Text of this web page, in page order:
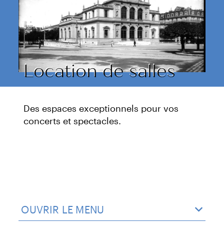
Location de salles
Des espaces exceptionnels pour vos
concerts et spectacles.
OUVRIR LE MENU